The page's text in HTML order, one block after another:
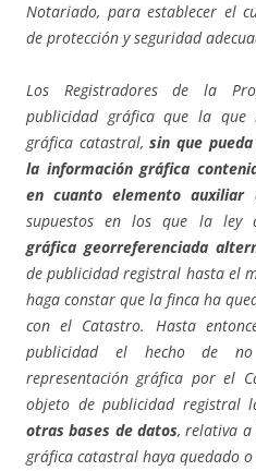
Notariado, para establecer el
de protección y seguridad
Los Registradores de la
publicidad gráfica que la que
gráfica catastral,sin que
la información gráfica
en cuanto elemento auxiliar
supuestos en los que la ley
gráfica georreferenciada
de publicidad registral hasta el
haga constar que la finca ha
con el Catastro. Hasta
publicidad el hecho de
representación gráfica por el
objeto de publicidad registral
otras bases de datos, relativa a
gráfica catastral haya quedado